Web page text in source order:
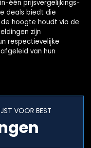
één prijsvergelijkings-
deals biedt die
hoogte houdt via de
zijn
respectievelijke
van hun
VOOR BEST